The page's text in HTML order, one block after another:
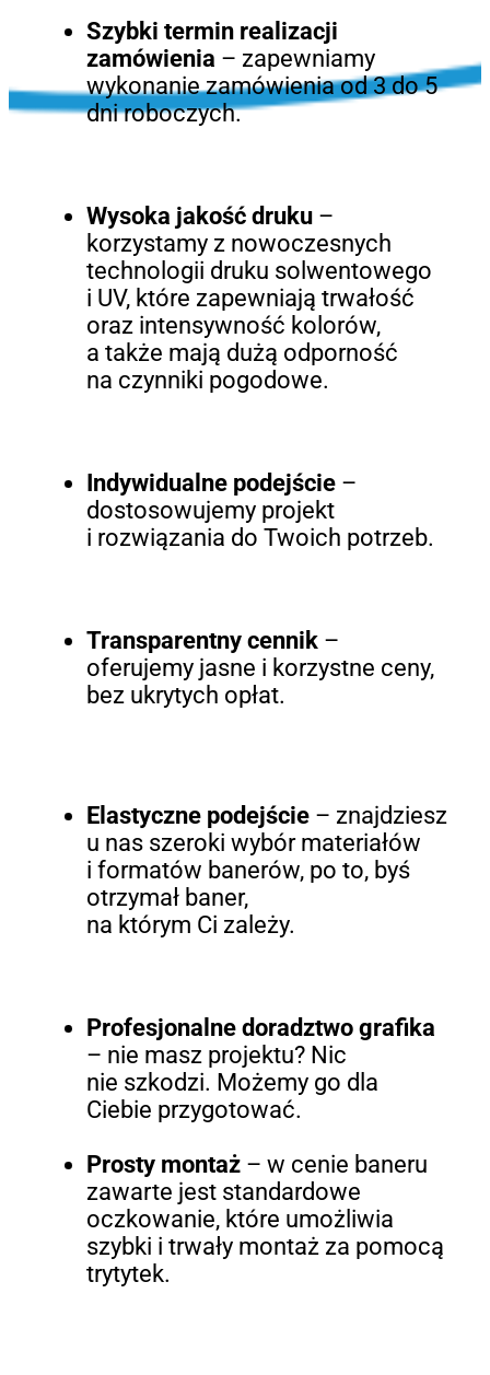
Szybki termin realizacji
zamówienia – zapewniamy
wykonanie zamówienia od 3 do 5
dni roboczych.
Wysoka jakość druku–
korzystamy z nowoczesnych
technologii druku solwentowego
i UV, które zapewniają trwałość
oraz intensywność kolorów,
a także mają dużą odporność
na czynniki pogodowe.
Indywidualne podejście–
dostosowujemy projekt
i rozwiązania do Twoich potrzeb.
Transparentny cennik–
oferujemy jasne i korzystne ceny,
bez ukrytych opłat.
Elastyczne podejście– znajdziesz
u nas szeroki wybór materiałów
i formatów banerów, po to, byś
otrzymał baner,
na którym Ci zależy.
Profesjonalne doradztwo grafika
– nie masz projektu? Nic
nie szkodzi. Możemy go dla
Ciebie przygotować.
Prosty montaż – w cenie baneru
zawarte jest standardowe
oczkowanie, które umożliwia
szybki i trwały montaż za pomocą
trytytek.